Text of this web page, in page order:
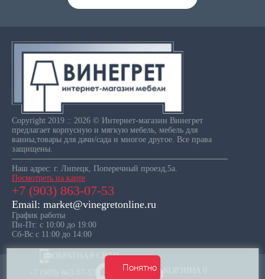
Понятно
Copyright 2019 :: 2026 © Интернет-магазин Винегрет
предлагает корпусную и мягкую мебель, мебель для
ванны,товары для дачи/сада и многое другое. Все права
защищены.
Наш адрес: г. Липецк, Поперечный проезд,5а.
Посмотреть на карте
+7 (903) 863-07-53
Email: market@vinegretonline.ru
График работы
Пн-Пт: с 10:00 до 19:00
Сб-Вс с 11:00 до 14:00
ОБРАТНАЯ СВЯЗЬ